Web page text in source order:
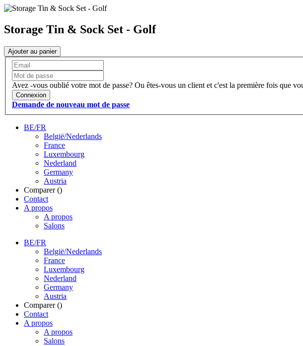
Storage Tin & Sock Set - Golf
Ajouter au panier
Avez -vous oublié votre mot de passe? Ou êtes-vous un client et c'est la première fois que
Connexion
Demande de nouveau mot de passe
BE/FR
België/Nederlands
France
Luxembourg
Nederland
Germany
Austria
Comparer ()
Contact
A propos
A propos
Salons
BE/FR
België/Nederlands
France
Luxembourg
Nederland
Germany
Austria
Comparer ()
Contact
A propos
A propos
Salons